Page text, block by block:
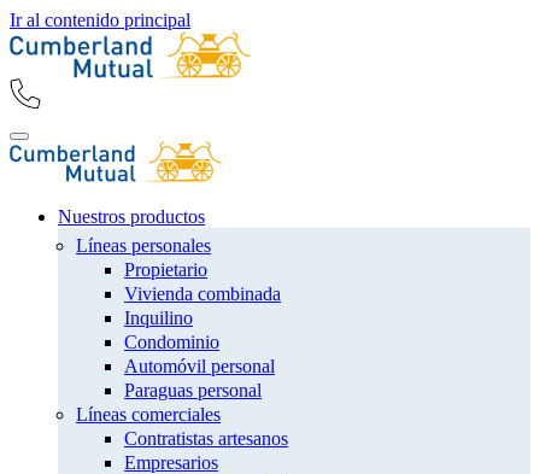
Ir al contenido principal
Nuestros productos
Líneas personales
Propietario
Vivienda combinada
Inquilino
Condominio
Automóvil personal
Paraguas personal
Líneas comerciales
Contratistas artesanos
Empresarios